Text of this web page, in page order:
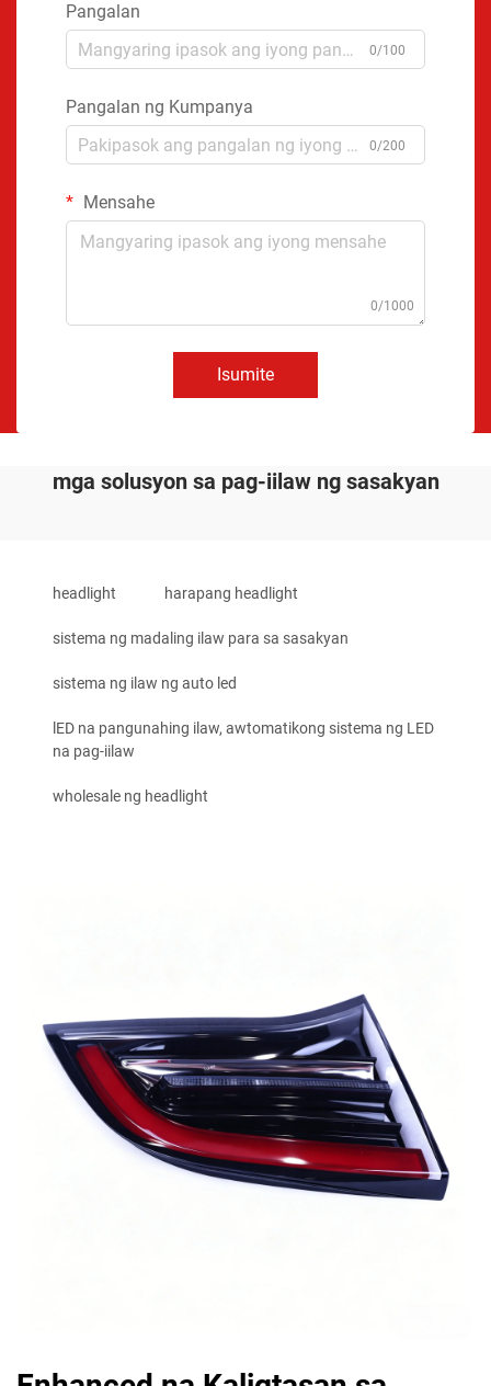
Pangalan
0/100
Pangalan ng Kumpanya
0/200
Mensahe
0/1000
Isumite
mga solusyon sa pag-iilaw ng sasakyan
headlight harapang headlight
sistema ng madaling ilaw para sa sasakyan
sistema ng ilaw ng auto led
lED na pangunahing ilaw, awtomatikong sistema ng LED
na pag-iilaw
wholesale ng headlight